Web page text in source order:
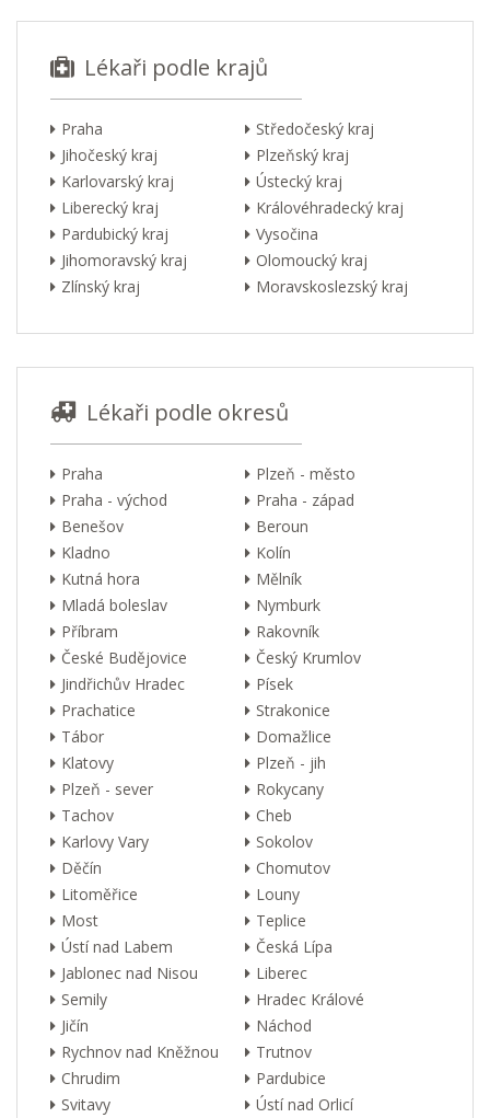
Lékaři podle krajů
Praha
Středočeský kraj
Jihočeský kraj
Plzeňský kraj
Karlovarský kraj
Ústecký kraj
Liberecký kraj
Královéhradecký kraj
Pardubický kraj
Vysočina
Jihomoravský kraj
Olomoucký kraj
Zlínský kraj
Moravskoslezský kraj
Lékaři podle okresů
Praha
Plzeň - město
Praha - východ
Praha - západ
Benešov
Beroun
Kladno
Kolín
Kutná hora
Mělník
Mladá boleslav
Nymburk
Příbram
Rakovník
České Budějovice
Český Krumlov
Jindřichův Hradec
Písek
Prachatice
Strakonice
Tábor
Domažlice
Klatovy
Plzeň - jih
Plzeň - sever
Rokycany
Tachov
Cheb
Karlovy Vary
Sokolov
Děčín
Chomutov
Litoměřice
Louny
Most
Teplice
Ústí nad Labem
Česká Lípa
Jablonec nad Nisou
Liberec
Semily
Hradec Králové
Jičín
Náchod
Rychnov nad Kněžnou
Trutnov
Chrudim
Pardubice
Svitavy
Ústí nad Orlicí